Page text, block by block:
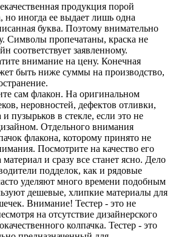
продукция порой
но иногда ее выдает лишь одна
буква. Поэтому внимательно
Символы пропечатаны, краска не
соответствует заявленному.
внимание на цену. Конечная
быть ниже суммы на производство,
сам флакон. На оригинальном
неровностей, дефектов отливки,
пузырьков в стекле, если это не
Отдельного внимания
флакона, которому принято не
Посмотрите на качество его
и сразу все станет ясно. Дело
подделок, как и рядовые
уделяют много времени подобным
дешевые, хлипкие материалы для
Внимание! Тестер - это не
на отсутствие дизайнерского
колпачка. Тестер - это